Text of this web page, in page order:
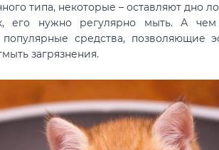
типа, некоторые – оставляют дно
его нужно регулярно мыть. А
средства, позволяющие
загрязнения.